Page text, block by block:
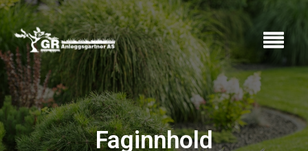
Faginnhold